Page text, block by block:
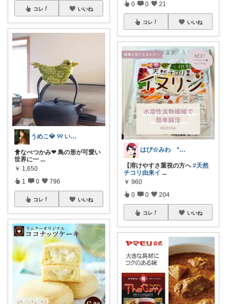
コレ いいね
うめこ💎 ୨୧ いつも感謝 ୨୧
🐥なべつかみ❤︎ 鳥の形が可愛い
世界に一 ...
￥ 1,650
1 0 796
コレ いいね
0 0 21
コレ いいね
はぴ☆みわ *美容と健康・時短＆キッズ*
【溶けやすさ重視の方へ#天然
チコリ由来イ ...
￥ 960
0 0 204
コレ いいね